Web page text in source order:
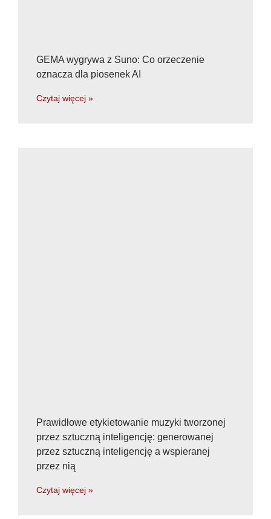
GEMA wygrywa z Suno: Co orzeczenie
oznacza dla piosenek AI
Czytaj więcej »
Prawidłowe etykietowanie muzyki tworzonej
przez sztuczną inteligencję: generowanej
przez sztuczną inteligencję a wspieranej
przez nią
Czytaj więcej »